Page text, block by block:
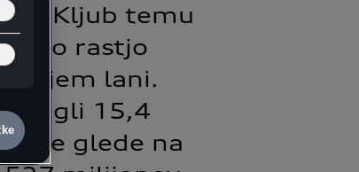
Kljub temu
rastjo
lani.
15,4
glede na